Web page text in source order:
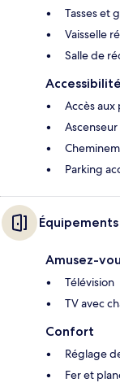
Tasses et
Vaisselle
Salle de
Accessibilité
Accès
Ascenseur
Parking
Amusez-
Télévision
TV avec
Confort
Réglage
Fer et